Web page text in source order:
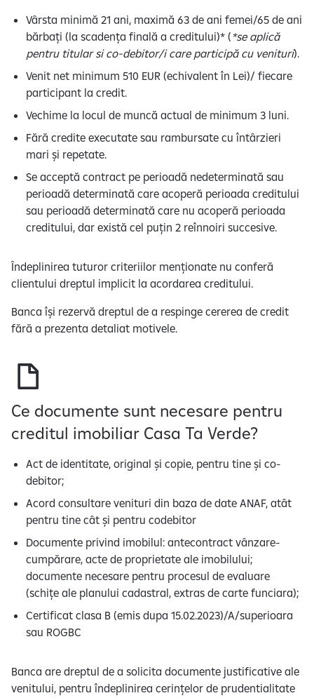
Vârsta minimă 21 ani, maximă 63 de ani femei/65 de ani
bărbați (la scadența finală a creditului)* ( *se aplică
pentru titular si co-debitor/i care participă cu venituri).
Venit net minimum 510 EUR (echivalent în Lei)/ fiecare
participant la credit.
Vechime la locul de muncă actual de minimum 3 luni.
Fără credite executate sau rambursate cu întârzieri
mari și repetate.
Se acceptă contract pe perioadă nedeterminată sau
perioadă determinată care acoperă perioada creditului
sau perioadă determinată care nu acoperă perioada
creditului, dar există cel puțin 2 reînnoiri succesive.
Îndeplinirea tuturor criteriilor menționate nu conferă
clientului dreptul implicit la acordarea creditului.
Banca își rezervă dreptul de a respinge cererea de credit
fără a prezenta detaliat motivele.
Ce documente sunt necesare pentru
creditul imobiliar Casa Ta Verde?
Act de identitate, original și copie, pentru tine și co-
debitor;
Acord consultare venituri din baza de date ANAF, atât
pentru tine cât și pentru codebitor
Documente privind imobilul: antecontract vânzare-
cumpărare, acte de proprietate ale imobilului;
documente necesare pentru procesul de evaluare
(schițe ale planului cadastral, extras de carte funciara);
Certificat clasa B (emis dupa 15.02.2023)/A/superioara
sau ROGBC
Banca are dreptul de a solicita documente justificative ale
venitului, pentru îndeplinirea cerințelor de prudentialitate